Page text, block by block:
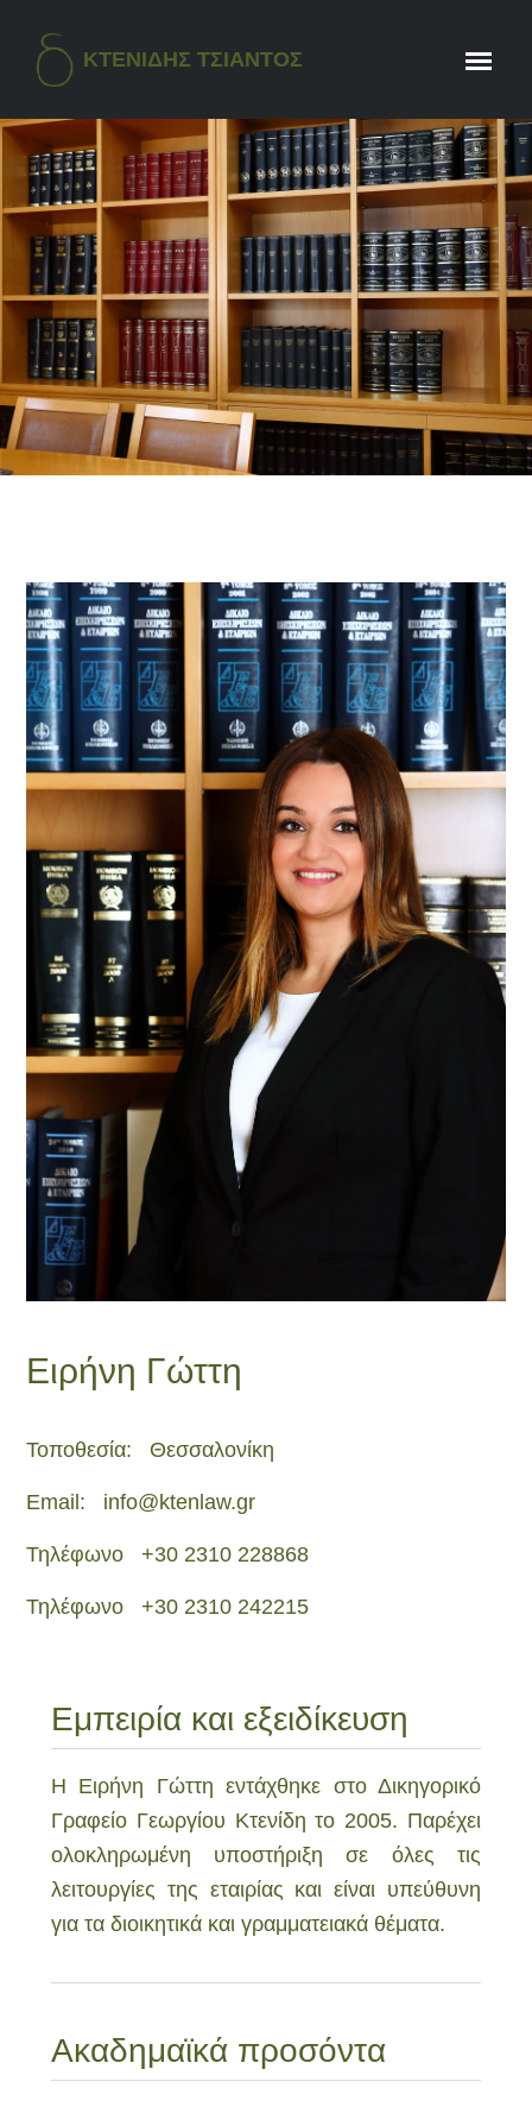
ΚΤΕΝΙΔΗΣ ΤΣΙΑΝΤΟΣ
Ειρήνη Γώττη
Τοποθεσία: Θεσσαλονίκη
Email: info@ktenlaw.gr
Τηλέφωνο +30 2310 228868
Τηλέφωνο +30 2310 242215
Εμπειρία και εξειδίκευση
Η Ειρήνη Γώττη εντάχθηκε στο Δικηγορικό
Γραφείο Γεωργίου Κτενίδη το 2005. Παρέχει
ολοκληρωμένη υποστήριξη σε όλες τις
λειτουργίες της εταιρίας και είναι υπεύθυνη
για τα διοικητικά και γραμματειακά θέματα.
Ακαδημαϊκά προσόντα